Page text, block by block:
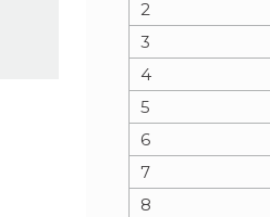
2
3
4
5
6
7
8